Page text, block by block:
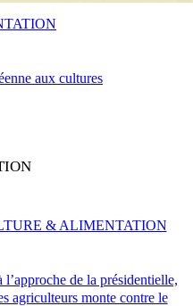
aux cultures
l’approche de la présidentielle,
agriculteurs monte contre le
& ALIMENTATION